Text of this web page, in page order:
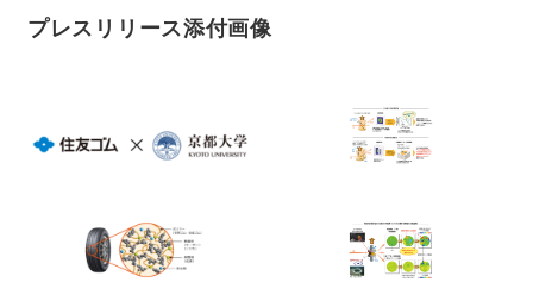
プレスリリース添付画像